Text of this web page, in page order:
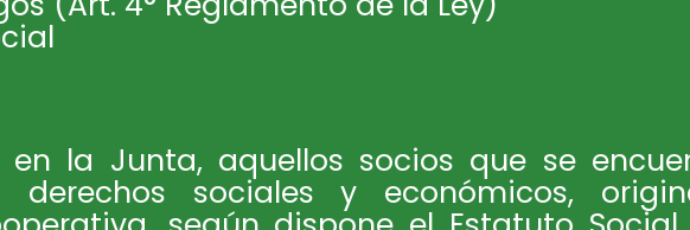
la Junta, aquellos socios que se
derechos sociales y económicos,